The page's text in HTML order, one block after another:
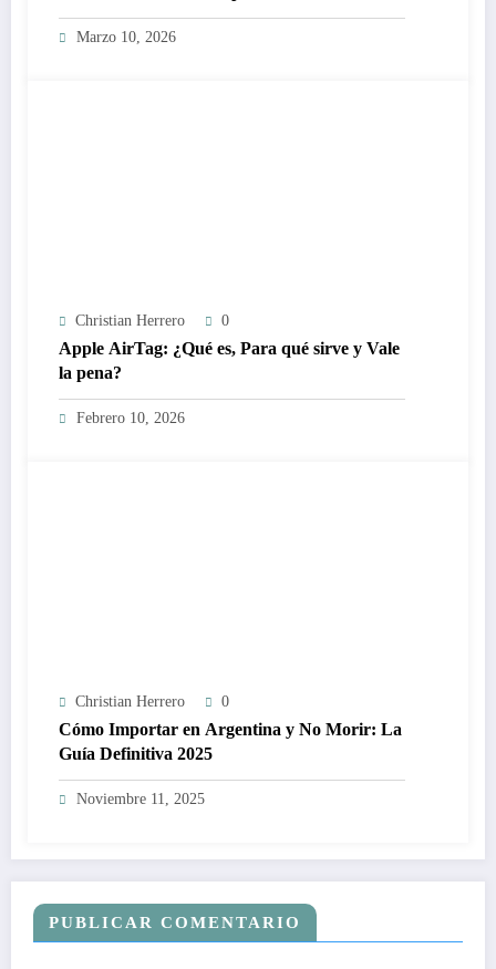
Marzo 10, 2026
Christian Herrero 0
Apple AirTag: ¿Qué es, Para qué sirve y Vale
la pena?
Febrero 10, 2026
Christian Herrero 0
Cómo Importar en Argentina y No Morir: La
Guía Definitiva 2025
Noviembre 11, 2025
PUBLICAR COMENTARIO